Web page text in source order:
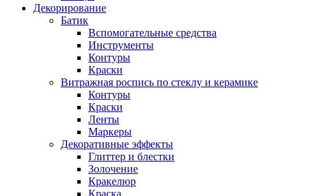
Декорирование
Батик
Вспомогательные средства
Инструменты
Контуры
Краски
Витражная роспись по стеклу и керамике
Контуры
Краски
Ленты
Маркеры
Декоративные эффекты
Глиттер и блестки
Золочение
Кракелюр
Краска